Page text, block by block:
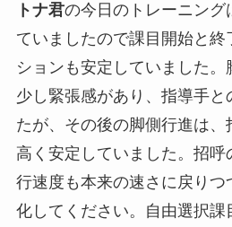
トナ君の今日のトレーニング
ていましたので課目開始と終
ションも安定していました
少し緊張感があり、指導手と
たが、その後の脚側行進は、
高く安定していました。招呼
行速度も本来の速さに戻りつ
化してください。自由選択課